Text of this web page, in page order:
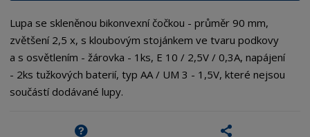
Lupa se skleněnou bikonvexní čočkou - průměr 90 mm,
zvětšení 2,5 x, s kloubovým stojánkem ve tvaru podkovy
a s osvětlením - žárovka - 1ks, E 10 / 2,5V / 0,3A, napájení
- 2ks tužkových baterií, typ AA / UM 3 - 1,5V, které nejsou
součástí dodávané lupy.